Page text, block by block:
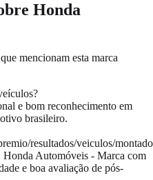
Honda
mencionam esta marca
e bom reconhecimento em
brasileiro.
resultados/veiculos/
Honda Automóveis - Marca com
e boa avaliação de pós-